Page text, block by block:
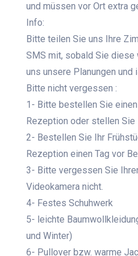
und müssen vor Ort extra
Info:
Bitte teilen Sie uns Ihre
SMS mit, sobald Sie
uns unsere Planungen
Bitte nicht vergessen :
1- Bitte bestellen Sie
Rezeption oder stellen Sie
2- Bestellen Sie Ihr
Rezeption einen Tag vor
3- Bitte vergessen Sie
Videokamera nicht.
4- Festes Schuhwerk
5- leichte
und Winter)
6- Pullover bzw. warme